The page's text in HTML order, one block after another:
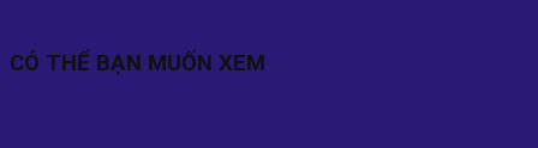
CÓ THỂ BẠN MUỐN XEM